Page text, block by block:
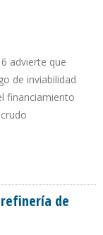
advierte que
de inviabilidad
financiamiento
de